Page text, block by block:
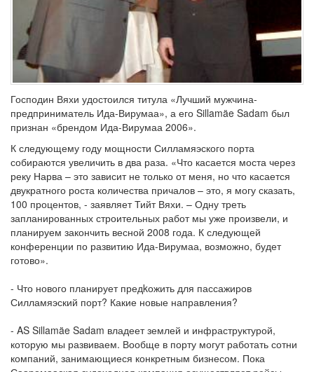
Господин Вяхи удостоился титула «Лучший мужчина-
предприниматель Ида-Вирумаа», а его Sillamäe Sadam был
признан «брендом Ида-Вирумаа 2006».
К следующему году мощности Силламяэского порта
собираются увеличить в два раза. «Что касается моста через
реку Нарва – это зависит не только от меня, но что касается
двукратного роста количества причалов – это, я могу сказать,
100 процентов, - заявляет Тийт Вяхи. – Одну треть
запланированных строительных работ мы уже произвели, и
планируем закончить весной 2008 года. К следующей
конференции по развитию Ида-Вирумаа, возможно, будет
готово».
- Что нового планирует предkожить для пассажиров
Силламяэский порт? Какие новые направления?
- AS Sillamäe Sadam владеет землей и инфраструктурой,
которую мы развиваем. Вообще в порту могут работать сотни
компаний, занимающиеся конкретным бизнесом. Пока